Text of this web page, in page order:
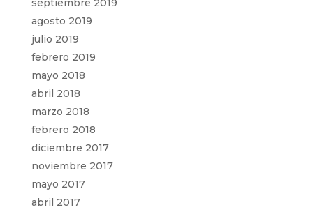
septiembre 2019
agosto 2019
julio 2019
febrero 2019
mayo 2018
abril 2018
marzo 2018
febrero 2018
diciembre 2017
noviembre 2017
mayo 2017
abril 2017